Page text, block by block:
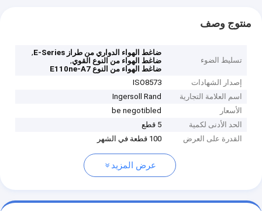
منتوج وصف
تسليط الضوء
ضاغط الهواء الدواري من طراز E-Series
,
ضاغط الهواء من النوع القوي,
ضاغط الهواء من النوع E110ne-A7
إصدار الشهادات
ISO8573
اسم العلامة التجارية
Ingersoll Rand
الأسعار
be negotibled
الحد الأدنى لكمية
5 قطع
القدرة على العرض
100 قطعة في الشهر
عرض المزيد